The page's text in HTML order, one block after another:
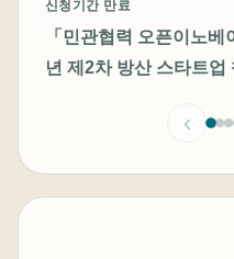
신청기간 만료
「민관협력 오픈이노
년 제2차 방산 스타트업
‹